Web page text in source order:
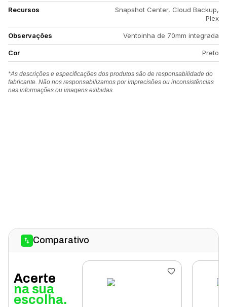
Recursos
Snapshot Center, Cloud Backup,
Plex
Observações Ventoinha de 70mm integrada
Cor Preto
*As descrições e especificações dos produtos são de responsabilidade do
fabricante. Não nos responsabilizamos por imprecisões ou inconsistências
nas informações ou imagens exibidas.
Comparativo
Acerte
na sua
escolha.